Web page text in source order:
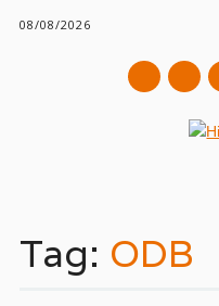
08/08/2026
content
Tag: ODB